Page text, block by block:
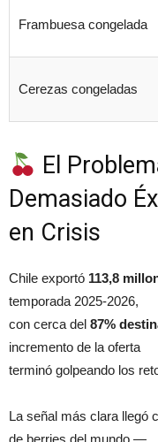
Frambuesa congelada
Cerezas congeladas
El
Demasiado
en Crisis
Chile exportó 113,8
temporada 2025-2026,
con cerca del 87%
incremento de la oferta
terminó golpeando los
La señal más clara llegó
de berries del mundo —